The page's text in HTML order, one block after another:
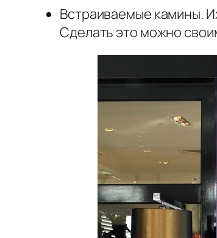
Встраиваемые камины.
Сделать это можно